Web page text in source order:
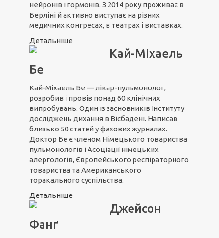
нейронів і гормонів. З 2014 року проживає в
Берліні й активно виступає на різних
медичних конгресах, в театрах і виставках.
Детальніше
Кай-Міхаель
Бе
Кай-Міхаель Бе — лікар-пульмонолог,
розробив і провів понад 60 клінічних
випробувань. Один із засновників Інституту
досліджень дихання в Вісбадені. Написав
близько 50 статей у фахових журналах.
Доктор Бе є членом Німецького товариства
пульмонологів і Асоціації німецьких
алергологів, Європейського респіраторного
товариства та Американського
торакального суспільства.
Детальніше
Джейсон
Фанґ